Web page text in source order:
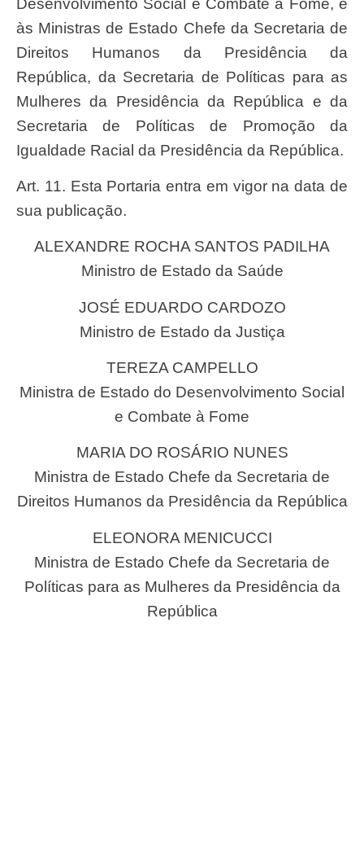
às Ministras de Estado Chefe da Secretaria de
Direitos Humanos da Presidência da
República, da Secretaria de Políticas para as
Mulheres da Presidência da República e da
Secretaria de Políticas de Promoção da
Igualdade Racial da Presidência da República.
Art. 11. Esta Portaria entra em vigor na data de
sua publicação.
ALEXANDRE ROCHA SANTOS PADILHA
Ministro de Estado da Saúde
JOSÉ EDUARDO CARDOZO
Ministro de Estado da Justiça
TEREZA CAMPELLO
Ministra de Estado do Desenvolvimento Social
e Combate à Fome
MARIA DO ROSÁRIO NUNES
Ministra de Estado Chefe da Secretaria de
Direitos Humanos da Presidência da República
ELEONORA MENICUCCI
Ministra de Estado Chefe da Secretaria de
Políticas para as Mulheres da Presidência da
República